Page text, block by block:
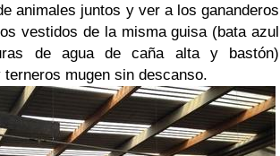
animales juntos y ver a los gananderos
vestidos de la misma guisa (bata azul
de agua de caña alta y bastón)
mugen sin descanso.